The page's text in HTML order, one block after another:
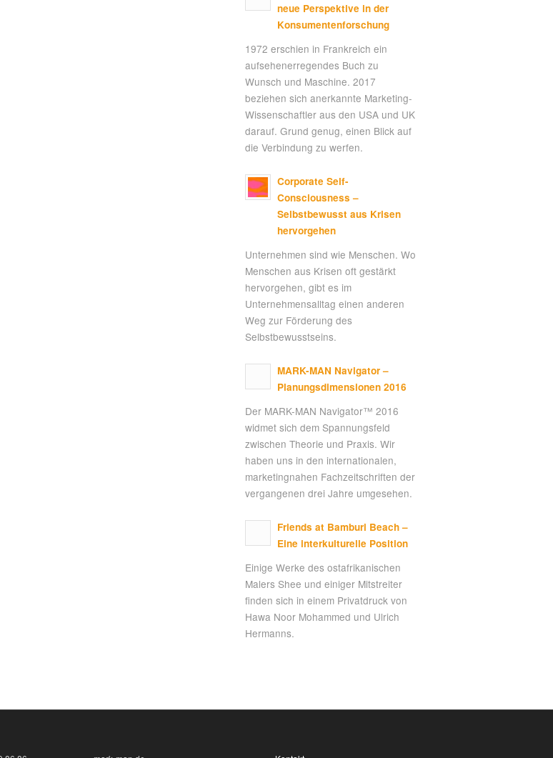
neue Perspektive in der
Konsumentenforschung
1972 erschien in Frankreich ein
aufsehenerregendes Buch zu
Wunsch und Maschine. 2017
beziehen sich anerkannte Marketing-
Wissenschaftler aus den USA und UK
darauf. Grund genug, einen Blick auf
die Verbindung zu werfen.
Corporate Self-
Consciousness –
Selbstbewusst aus Krisen
hervorgehen
Unternehmen sind wie Menschen. Wo
Menschen aus Krisen oft gestärkt
hervorgehen, gibt es im
Unternehmensalltag einen anderen
Weg zur Förderung des
Selbstbewusstseins.
MARK-MAN Navigator –
Planungsdimensionen 2016
Der MARK-MAN Navigator™ 2016
widmet sich dem Spannungsfeld
zwischen Theorie und Praxis. Wir
haben uns in den internationalen,
marketingnahen Fachzeitschriften der
vergangenen drei Jahre umgesehen.
Friends at Bamburi Beach –
Eine interkulturelle Position
Einige Werke des ostafrikanischen
Malers Shee und einiger Mitstreiter
finden sich in einem Privatdruck von
Hawa Noor Mohammed und Ulrich
Hermanns.